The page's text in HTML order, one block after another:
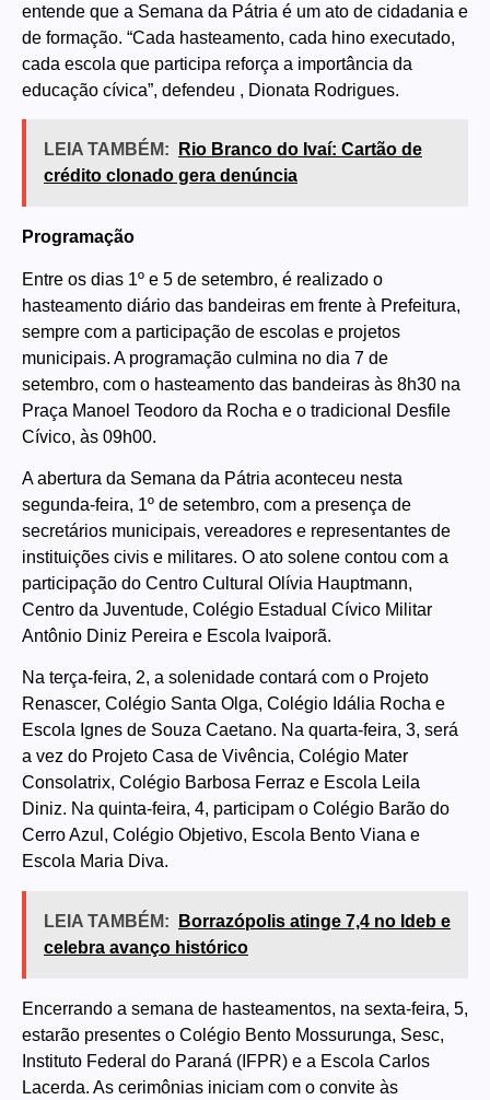
entende que a Semana da Pátria é um ato de cidadania e
de formação. “Cada hasteamento, cada hino executado,
cada escola que participa reforça a importância da
educação cívica”, defendeu , Dionata Rodrigues.
LEIA TAMBÉM:
Rio Branco do Ivaí: Cartão de
crédito clonado gera denúncia
Programação
Entre os dias 1º e 5 de setembro, é realizado o
hasteamento diário das bandeiras em frente à Prefeitura,
sempre com a participação de escolas e projetos
municipais. A programação culmina no dia 7 de
setembro, com o hasteamento das bandeiras às 8h30 na
Praça Manoel Teodoro da Rocha e o tradicional Desfile
Cívico, às 09h00.
A abertura da Semana da Pátria aconteceu nesta
segunda-feira, 1º de setembro, com a presença de
secretários municipais, vereadores e representantes de
instituições civis e militares. O ato solene contou com a
participação do Centro Cultural Olívia Hauptmann,
Centro da Juventude, Colégio Estadual Cívico Militar
Antônio Diniz Pereira e Escola Ivaiporã.
Na terça-feira, 2, a solenidade contará com o Projeto
Renascer, Colégio Santa Olga, Colégio Idália Rocha e
Escola Ignes de Souza Caetano. Na quarta-feira, 3, será
a vez do Projeto Casa de Vivência, Colégio Mater
Consolatrix, Colégio Barbosa Ferraz e Escola Leila
Diniz. Na quinta-feira, 4, participam o Colégio Barão do
Cerro Azul, Colégio Objetivo, Escola Bento Viana e
Escola Maria Diva.
LEIA TAMBÉM:
Borrazópolis atinge 7,4 no Ideb e
celebra avanço histórico
Encerrando a semana de hasteamentos, na sexta-feira, 5,
estarão presentes o Colégio Bento Mossurunga, Sesc,
Instituto Federal do Paraná (IFPR) e a Escola Carlos
Lacerda. As cerimônias iniciam com o convite às